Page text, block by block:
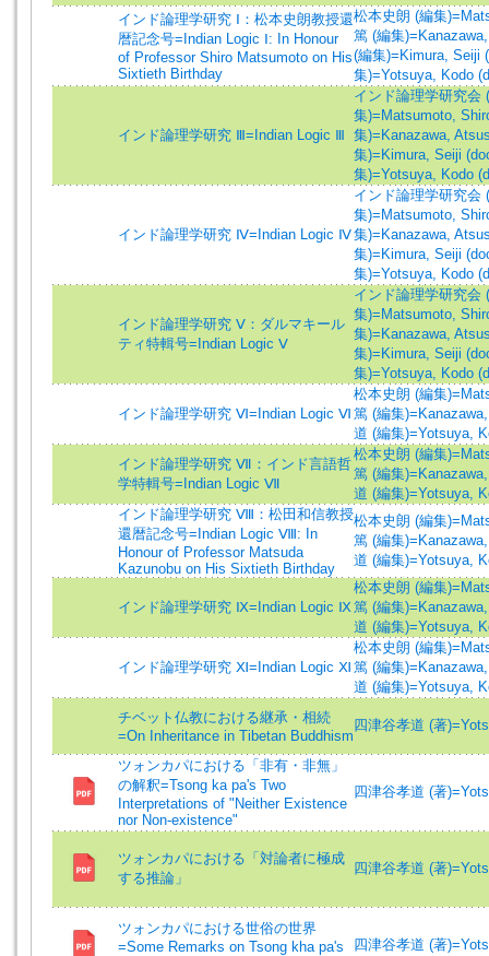
インド論理学研究 Ⅰ：松本史朗教授還
暦記念号=Indian Logic Ⅰ: In Honour
of Professor Shiro Matsumoto on His
Sixtieth Birthday
松本史朗 (編集
篤 (編集
(編集)=Kimura, Seiji
集)=Yotsuya, Kodo
インド論理学研究 Ⅲ=Indian Logic Ⅲ
インド論理学研究会
集)=Matsumoto,
集)=Kanazawa,
集)=Kimura, Seiji
集)=Yotsuya, Kodo
インド論理学研究 Ⅳ=Indian Logic Ⅳ
インド論理学研究会
集)=Matsumoto,
集)=Kanazawa,
集)=Kimura, Seiji
集)=Yotsuya, Kodo
インド論理学研究 Ⅴ：ダルマキール
ティ特輯号=Indian Logic Ⅴ
インド論理学研究会
集)=Matsumoto,
集)=Kanazawa,
集)=Kimura, Seiji
集)=Yotsuya, Kodo
インド論理学研究 Ⅵ=Indian Logic Ⅵ
松本史朗 (編集
篤 (編集
道 (編集)=Yotsuya,
インド論理学研究 Ⅶ：インド言語哲
学特輯号=Indian Logic Ⅶ
松本史朗 (編集
篤 (編集
道 (編集)=Yotsuya,
インド論理学研究 Ⅷ：松田和信教授
還暦記念号=Indian Logic Ⅷ: In
Honour of Professor Matsuda
Kazunobu on His Sixtieth Birthday
松本史朗 (編集
篤 (編集
道 (編集)=Yotsuya,
インド論理学研究 Ⅸ=Indian Logic Ⅸ
松本史朗 (編集
篤 (編集
道 (編集)=Yotsuya,
インド論理学研究 Ⅺ=Indian Logic Ⅺ
松本史朗 (編集
篤 (編集
道 (編集)=Yotsuya,
チベット仏教における継承・相続
=On Inheritance in Tibetan Buddhism
四津谷孝道 (著
ツォンカパにおける「非有・非無」
の解釈=Tsong ka pa's Two
Interpretations of "Neither Existence
nor Non-existence"
四津谷孝道 (著
ツォンカパにおける「対論者に極成
する推論」
四津谷孝道 (著
ツォンカパにおける世俗の世界
=Some Remarks on Tsong kha pa's
四津谷孝道 (著